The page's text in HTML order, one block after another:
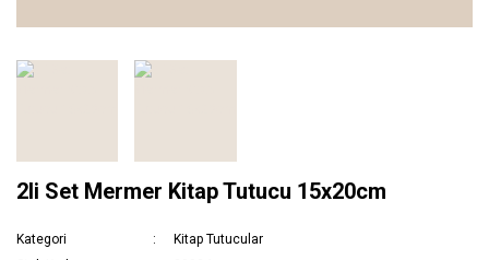
2li Set Mermer Kitap Tutucu 15x20cm
Kategori
Kitap Tutucular